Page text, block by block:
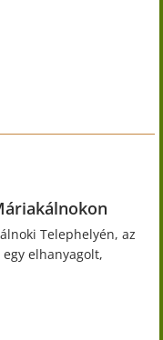
Telephelyén, az
elhanyagolt,